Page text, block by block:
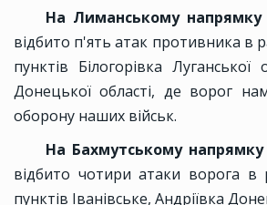
На Лиманському напрямку
відбито п'ять атак противника в
пунктів Білогорівка
Донецької області, де ворог
оборону наших військ.
На Бахмутському напрямку
відбито чотири атаки ворога в
пунктів Іванівське, Андріївка